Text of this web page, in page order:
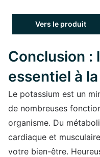
Vers le produit
Conclusion :
essentiel à
Le potassium est un
de nombreuses
organisme. Du
cardiaque et
votre bien-être.